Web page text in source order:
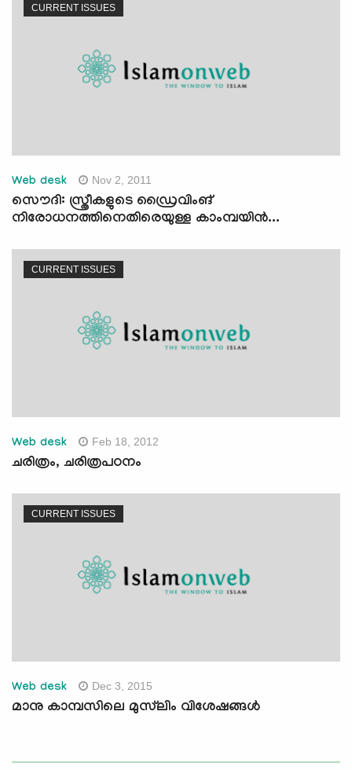
CURRENT ISSUES
Web desk Nov 2, 2011
സൌദി: സ്ത്രീകളുടെ ഡ്രൈവിംങ്
നിരോധനത്തിനെതിരെയുള്ള കാംമ്പയിന്‍...
CURRENT ISSUES
Web desk Feb 18, 2012
ചരിത്രം, ചരിത്രപഠനം
CURRENT ISSUES
Web desk Dec 3, 2015
മാനു കാമ്പസിലെ മുസ്‌ലിം വിശേഷങ്ങള്‍